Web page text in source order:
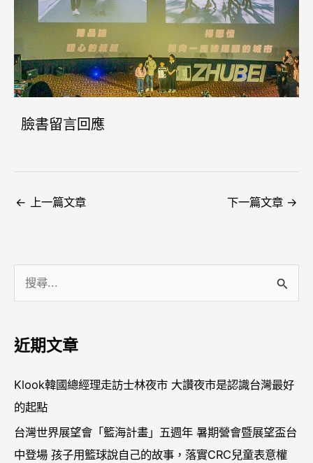
臉書留言回應
← 上一篇文章 下一篇文章 →
鍵
:
近期文章
Klook韓國總經理走訪士林夜市 大讚夜市是認識台灣最好
的起點
台灣世界展望會「籃海計畫」五週年 暑期營會暨展望盃台
中登場 孩子用籃球說自己的故事，落實CRC兒童表意權